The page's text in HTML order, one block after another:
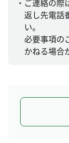
返し先電話
い。
必要事項の
かねる場合